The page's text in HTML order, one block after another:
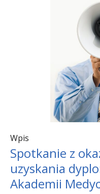
Wpis
Spotkanie z
uzyskania
Akademii